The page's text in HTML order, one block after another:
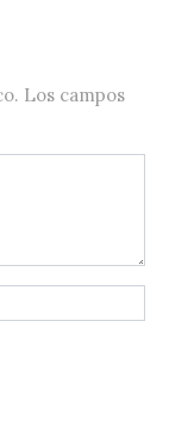
Los campos